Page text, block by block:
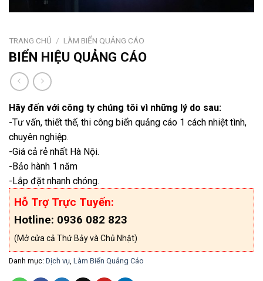
TRANG CHỦ / LÀM BIỂN QUẢNG CÁO
BIỂN HIỆU QUẢNG CÁO
Hãy đến với công ty chúng tôi vì những lý do sau:
-Tư vấn, thiết thế, thi công biển quảng cáo 1 cách nhiệt tình,
chuyên nghiệp.
-Giá cả rẻ nhất Hà Nội.
-Bảo hành 1 năm
-Lắp đặt nhanh chóng.
Hỗ Trợ Trực Tuyến:
Hotline: 0936 082 823
(Mở cửa cả Thứ Bảy và Chủ Nhật)
Danh mục: Dịch vụ, Làm Biển Quảng Cáo